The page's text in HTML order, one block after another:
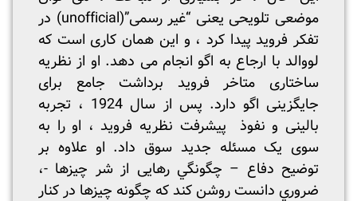
موضعی تلویحی یعنی “غیر رسمی”(unofficial) در
تفکر فروید پیدا کرد ، و این همان کاری است که
لووالد با ارجاع به اگو انجام می دهد. او از نظریه
ساختاری متاخر فروید برداشت جامع برای
جایگزینی اگو دارد. پس از سال 1924 ، تجربه
بالینی و نفوذ پیشرفت نظریه فروید ، او را به
سوی یک مسئله جدید سوق داد. او علاوه بر
توضيح دفاع – چگونگي رهایی از شر چیزها -،
ضروري دانست روشن کند كه چگونه چیزها در کنار